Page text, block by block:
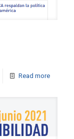
Read more